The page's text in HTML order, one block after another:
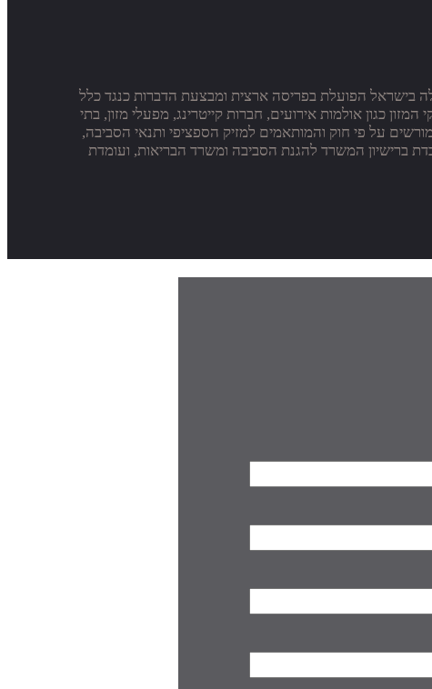
והינה החברה הגדולה והמובילה בישראל הפועלת בפריסה ארצית ומבצעת הדברות כנגד כלל
כגון אולמות אירועים, חברות קייטרינג, מפעלי מזון, בתי
על פי חוק והמותאמים למזיק הספציפי ותנאי הסביבה,
ברישיון המשרד להגנת הסביבה ומשרד הבריאות, ועומדת